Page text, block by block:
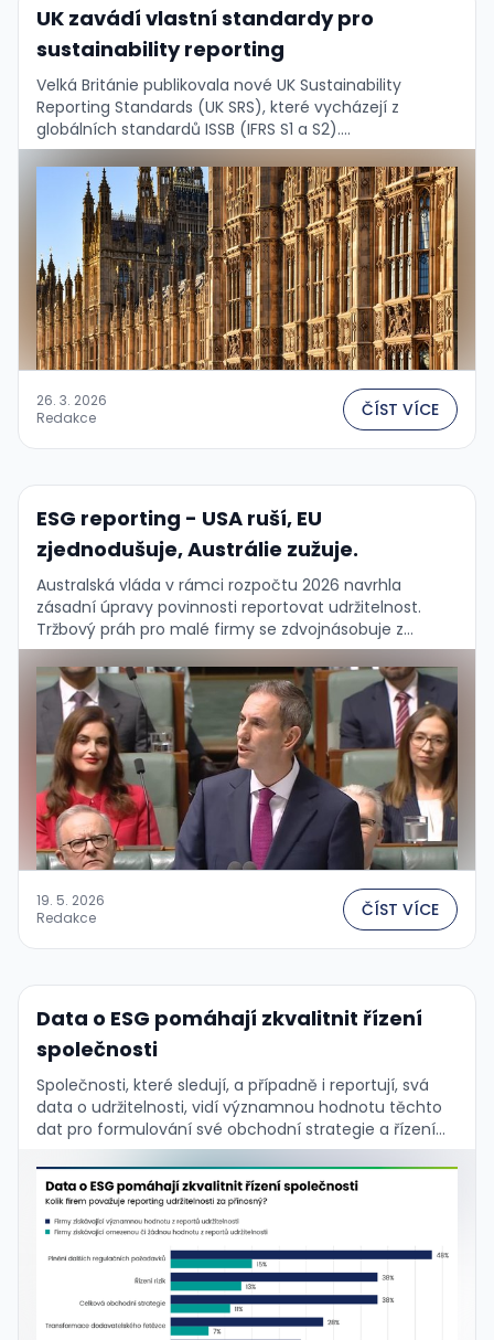
UK zavádí vlastní standardy pro
sustainability reporting
Velká Británie publikovala nové UK Sustainability
Reporting Standards (UK SRS), které vycházejí z
globálních standardů ISSB (IFRS S1 a S2)....
26. 3. 2026
Redakce
ČÍST VÍCE
ESG reporting - USA ruší, EU
zjednodušuje, Austrálie zužuje.
Australská vláda v rámci rozpočtu 2026 navrhla
zásadní úpravy povinnosti reportovat udržitelnost.
Tržbový práh pro malé firmy se zdvojnásobuje z
A$50M na A$100M, aktivní z A$25M na A$50M – firmy …
19. 5. 2026
Redakce
ČÍST VÍCE
Data o ESG pomáhají zkvalitnit řízení
společnosti
Společnosti, které sledují, a případně i reportují, svá
data o udržitelnosti, vidí významnou hodnotu těchto
dat pro formulování své obchodní strategie a řízení
firmy. Potvrzují to výsledky aktuálního globálního
průzkumu …